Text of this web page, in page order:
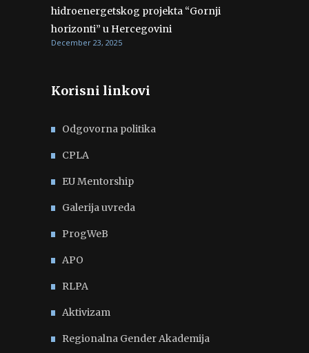
hidroenergetskog projekta “Gornji
horizonti” u Hercegovini
December 23, 2025
Korisni linkovi
Odgovorna politika
CPLA
EU Mentorship
Galerija uvreda
ProgWeB
APO
RLPA
Aktivizam
Regionalna Gender Akademija